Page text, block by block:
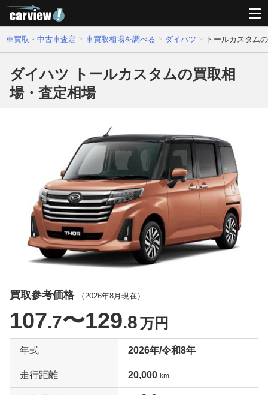
車買取・中古車査定 車買取相場を調べる ダイハツ トールカスタム
ダイハツ トールカスタムの買取相
場・査定相場
買取参考価格 （ 2026年8月 現在）
107.7〜129.8万円
年式 2026年/令和8年
走行距離 20,000 km